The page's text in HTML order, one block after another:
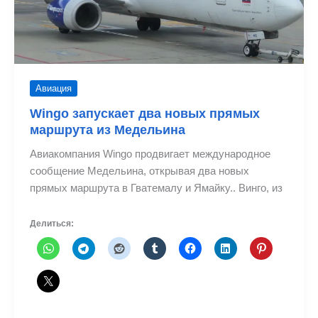
Авиация
Wingo запускает два новых прямых
маршрута из Медельина
Авиакомпания Wingo продвигает международное
сообщение Медельина, открывая два новых
прямых маршрута в Гватемалу и Ямайку.. Винго, из
Делиться: